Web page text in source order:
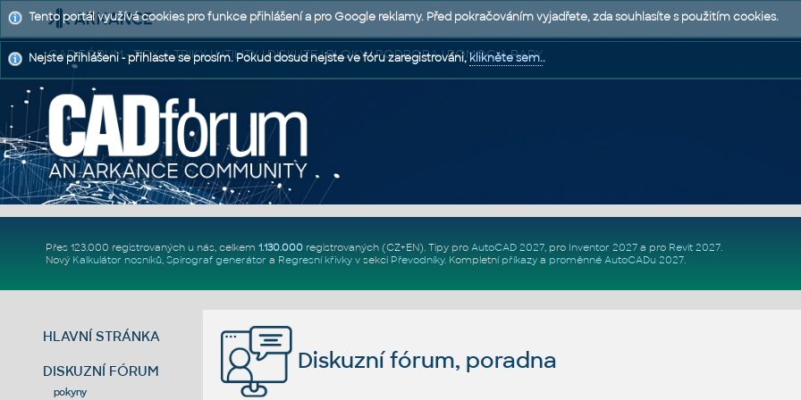
CAD FÓRUM - TIPY A TRIKY | UTILITY | DISKUZE | BLOKY | PODPORA | POMOC A RADY
Přes 123.000 registrovaných u nás, celkem 1.130.000registrovaných (CZ+EN). Tipy pro AutoCAD 2027, pro Inventor 2027a pro Revit 2027.
Nový Kalkulátor nosníků, Spirograf generátor a Regresní křivkyv sekci Převodníky. Kompletní příkazya proměnné AutoCADu 2027.
HLAVNÍ STRÁNKA
DISKUZNÍ FÓRUM
pokyny
Diskuzní fórum, poradna
Tento portál využívá cookies pro funkce přihlášení a pro Google reklamy. Před pokračováním vyjadřete, zda souhlasíte s použitím cookies.
Nejste přihlášeni - přihlaste se prosím. Pokud dosud nejste ve fóru zaregistrováni,klikněte sem..